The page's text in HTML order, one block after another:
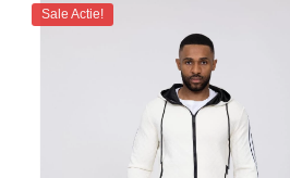
Sale Actie!